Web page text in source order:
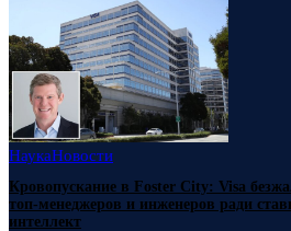
НаукаНовости
Кровопускание в Foster City: Visa
топ-менеджеров и инженеров ради
интеллект